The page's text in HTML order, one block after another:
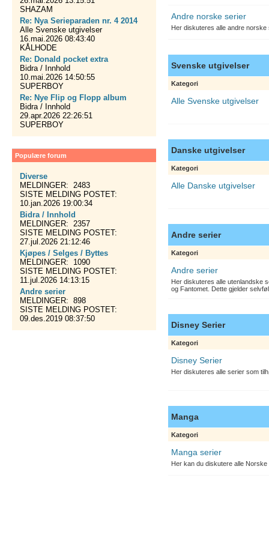
SHAZAM
Re: Nya Serieparaden nr. 4 2014
Alle Svenske utgivelser
16.mai.2026 08:43:40
KÅLHODE
Re: Donald pocket extra
Bidra / Innhold
10.mai.2026 14:50:55
SUPERBOY
Re: Nye Flip og Flopp album
Bidra / Innhold
29.apr.2026 22:26:51
SUPERBOY
Populære forum
Diverse
MELDINGER: 2483
SISTE MELDING POSTET:
10.jan.2026 19:00:34
Bidra / Innhold
MELDINGER: 2357
SISTE MELDING POSTET:
27.jul.2026 21:12:46
Kjøpes / Selges / Byttes
MELDINGER: 1090
SISTE MELDING POSTET:
11.jul.2026 14:13:15
Andre serier
MELDINGER: 898
SISTE MELDING POSTET:
09.des.2019 08:37:50
Andre norske serier
Her diskuteres alle andre
Svenske utgivelser
Kategori
Alle Svenske utgivelser
Danske utgivelser
Kategori
Alle Danske utgivelser
Andre serier
Kategori
Andre serier
Her diskuteres alle utenlandske
og Fantomet. Dette gjelder
Disney Serier
Kategori
Disney Serier
Her diskuteres alle serier som
Manga
Kategori
Manga serier
Her kan du diskutere alle Norske